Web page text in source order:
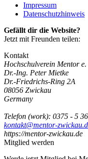
Impressum
Datenschutzhinweis
Gefällt dir die Website?
Jetzt mit Freunden teilen:
Kontakt
Hochschulverein Mentor e.
Dr.-Ing. Peter Mietke
Dr.-Friedrichs-Ring 2A
08056 Zwickau
Germany
Telefon (work): 0375 - 5
kontakt@mentor-
https://mentor-zwickau.de
Mitglied werden